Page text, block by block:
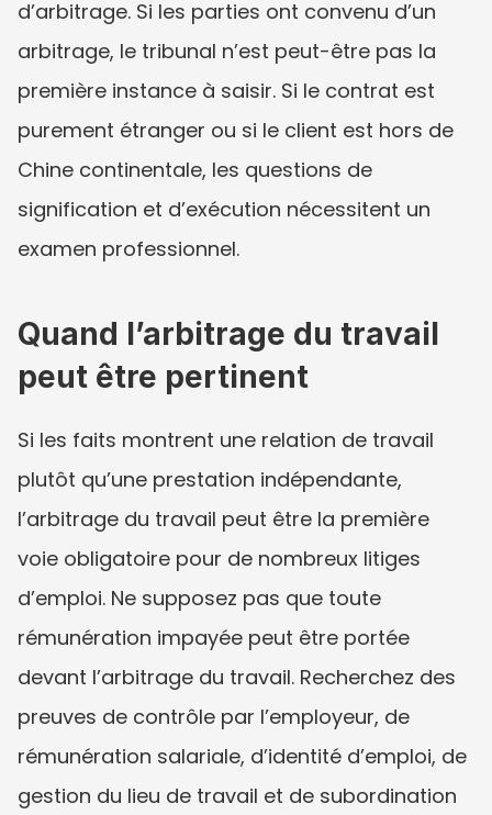
d’arbitrage. Si les parties ont convenu d’un
arbitrage, le tribunal n’est peut-être pas la
première instance à saisir. Si le contrat est
purement étranger ou si le client est hors de
Chine continentale, les questions de
signification et d’exécution nécessitent un
examen professionnel.
Quand l’arbitrage du travail
peut être pertinent
Si les faits montrent une relation de travail
plutôt qu’une prestation indépendante,
l’arbitrage du travail peut être la première
voie obligatoire pour de nombreux litiges
d’emploi. Ne supposez pas que toute
rémunération impayée peut être portée
devant l’arbitrage du travail. Recherchez des
preuves de contrôle par l’employeur, de
rémunération salariale, d’identité d’emploi, de
gestion du lieu de travail et de subordination